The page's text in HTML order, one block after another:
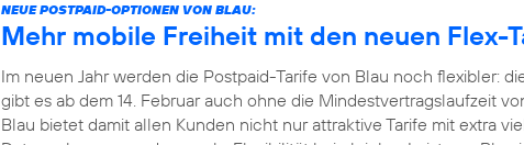
NEUE POSTPAID-OPTIONEN VON BLAU:
Mehr mobile Freiheit mit den neuen Flex-
Im neuen Jahr werden die Postpaid-Tarife von Blau noch flexibler:
gibt es ab dem 14. Februar auch ohne die Mindestvertragslaufzeit
Blau bietet damit allen Kunden nicht nur attraktive Tarife mit extra